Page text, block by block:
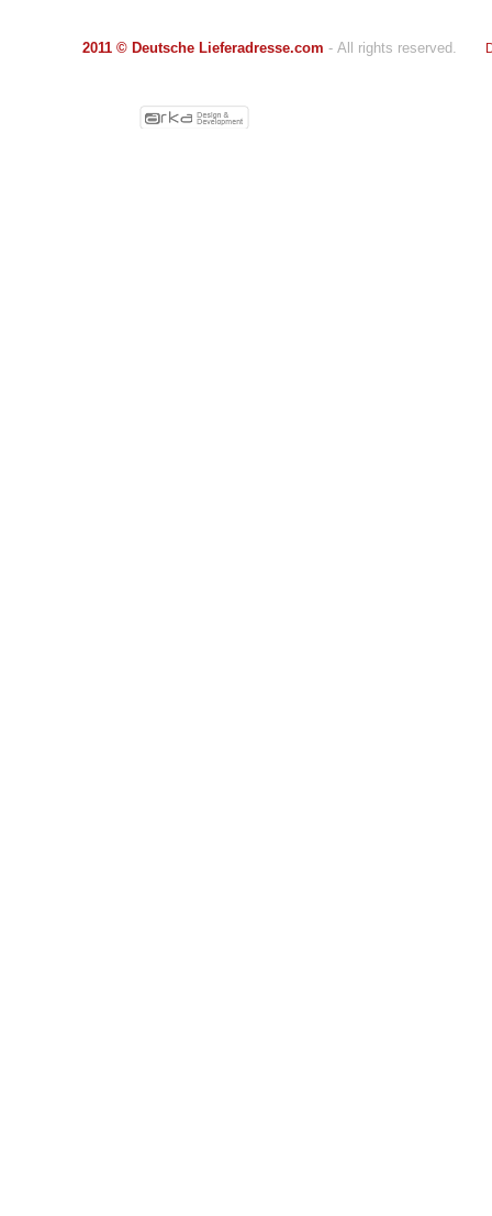
2011 © Deutsche Lieferadresse.com - All rights reserved.